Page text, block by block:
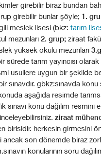
kimler girebilir biraz bundan
girebilir bunlar şöyle; 1.
meslek lisesi (bkz: tarım
mezunları 2. grup; ziraat
yüksek okulu mezunları
sürede tarım yayıncısı
usullere uygun bir şekilde
sınavdır. gbkz:sınavda konu
aşağıda resimde
sınavı konu dağılım
ziraat
birisidir. herkesin girmesini
son dönemde biraz
konularının soru